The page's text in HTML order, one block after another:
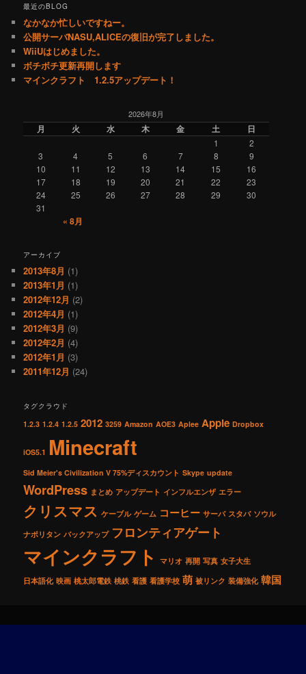
最近のBLOG
なかなか忙しいですねー。
公開サーバNASU,ALICEの復旧が完了しました。
WiiUはじめました。
ボチボチ更新再開します
マインクラフト 1.2.5アップデート！
2026年8月
月 火 水 木 金 土 日
1
2
3
4 5 6 7 8
9
10
11 12 13 14 15
16
17
18 19 20 21 22
23
24
25 26 27 28 29
30
31
« 8月
アーカイブ
2013年8月 (1)
2013年1月 (1)
2012年12月 (2)
2012年4月 (1)
2012年3月 (9)
2012年2月 (4)
2012年1月 (3)
2011年12月 (24)
タグクラウド
1.2.3 1.2.4 1.2.5 2012 3259 Amazon AOE3 Aplee Apple Dropbox
iOS5.1 Minecraft
Sid Meier's Civilization V 75%ディスカウント Skype update
WordPress まとめ アップデート インフルエンザ エラー
クリスマス ケーブル ゲーム コーヒー サーバ スタバ ソウル
ナポリタン バックアップ フロンティアゲート
マインクラフト マリオ 再開 写真 女子大生
日本語化 映画 桃太郎電鉄 桃鉄 看護 看護学校 萌 被リンク 装備強化 韓国